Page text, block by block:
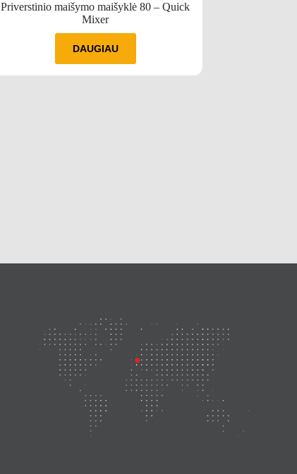
Priverstinio maišymo maišyklė 80 – Quick
Mixer
DAUGIAU